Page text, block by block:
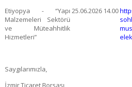
Etiyopya - “Yapı
Malzemeleri Sektörü
ve Müteahhitlik
Hizmetleri”
25.06.2026 14.00
Saygılarımızla,
İzmir Ticaret Borsası